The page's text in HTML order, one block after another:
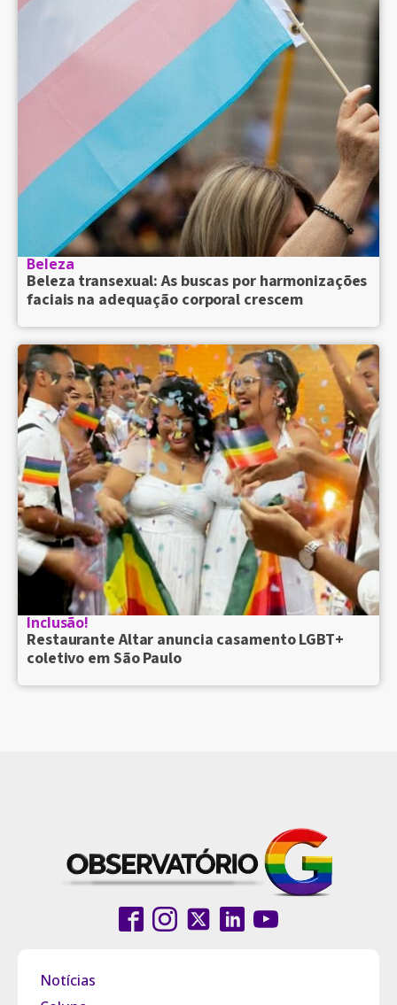
Beleza
Beleza transexual: As buscas por harmonizações
faciais na adequação corporal crescem
Inclusão!
Restaurante Altar anuncia casamento LGBT+
coletivo em São Paulo
Notícias